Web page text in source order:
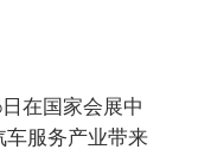
在国家会展中
车服务产业带来